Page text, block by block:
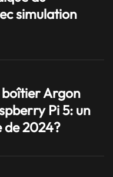
simulation
Argon
Pi 5: un
2024?